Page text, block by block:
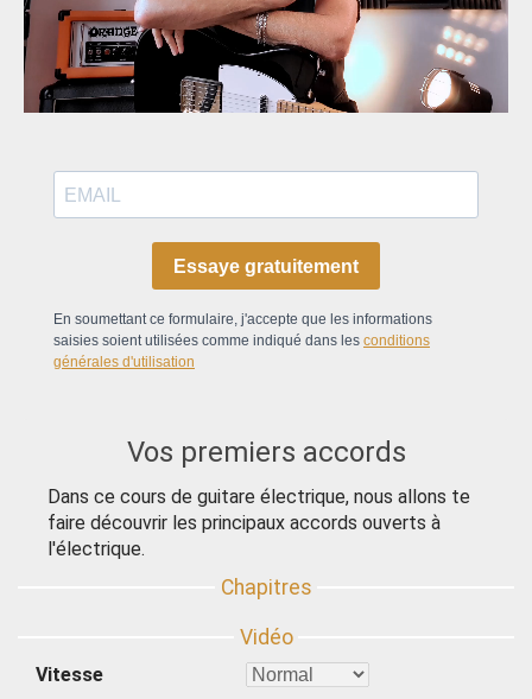
Essaye gratuitement
En soumettant ce formulaire, j'accepte que les informations
saisies soient utilisées comme indiqué dans les conditions
générales d'utilisation
Vos premiers accords
Dans ce cours de guitare électrique, nous allons te
faire découvrir les principaux accords ouverts à
l'électrique.
Vitesse